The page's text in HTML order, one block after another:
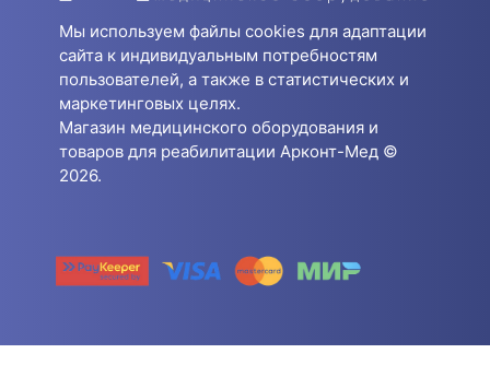
Мы используем файлы cookies для адаптации
сайта к индивидуальным потребностям
пользователей, а также в статистических и
маркетинговых целях.
Магазин медицинского оборудования и
товаров для реабилитации Арконт-Мед ©
2026.